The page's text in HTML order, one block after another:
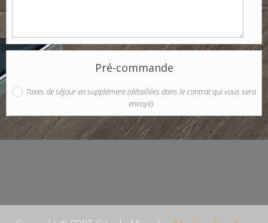
Pré-commande
Taxes de séjour en supplément (détaillées dans le contrat qui vous sera
envoyé)